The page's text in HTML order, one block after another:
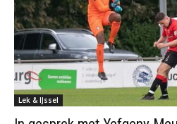
Lek & IJssel